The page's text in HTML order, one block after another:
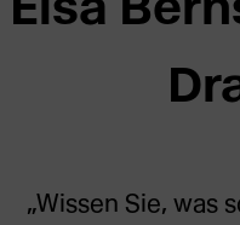
„Wissen Sie, was